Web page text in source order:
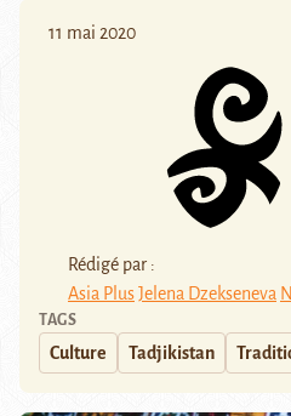
11 mai 2020
Rédigé par :
Asia PlusJelena Dzekseneva
TAGS
Culture Tadjikistan